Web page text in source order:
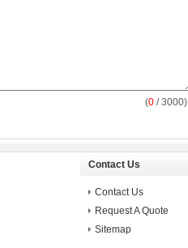
(0 / 3000)
Contact Us
Contact Us
Request A Quote
Sitemap